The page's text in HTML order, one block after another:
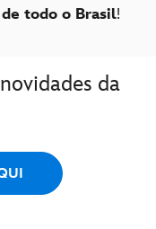
todo o Brasil!
da